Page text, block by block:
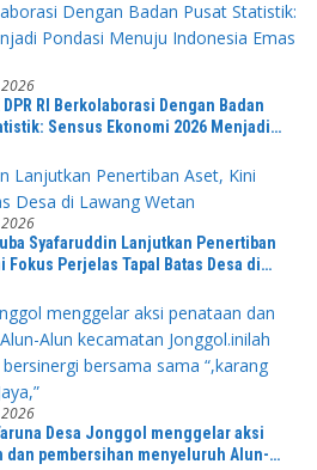
DPR RI Berkolaborasi Dengan Badan
Sensus Ekonomi 2026 Menjadi
Syafaruddin Lanjutkan Penertiban
Fokus Perjelas Tapal Batas Desa di
Desa Jonggol menggelar aksi
dan pembersihan menyeluruh Alun-